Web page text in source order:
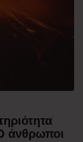
άνθρωποι